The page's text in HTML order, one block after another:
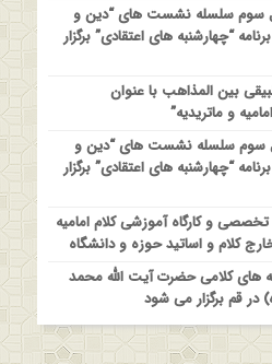
سوم سلسله نشست های “دین و
“چهارشنبه های اعتقادی” برگزار
بین المذاهب با عنوان
و ماتریدیه”
سوم سلسله نشست های “دین و
“چهارشنبه های اعتقادی” برگزار
تخصصی و کارگاه آموزشی کلام امامیه
کلام و اساتید حوزه و دانشگاه
های کلامی حضرت آیت الله محمد
قم برگزار می شود